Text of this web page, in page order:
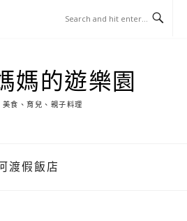
媽的遊樂園
美食、育兒、親子料理
渡假飯店